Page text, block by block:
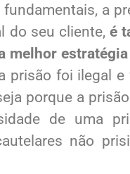
a
do seu cliente, é
melhor
prisão foi ilegal e
porque a
de uma
não